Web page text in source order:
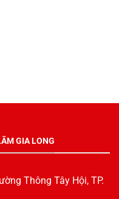
GIA LONG
Thông Tây Hội, TP.